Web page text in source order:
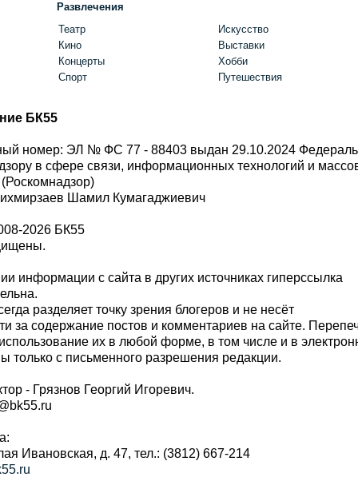
Развлечения
Театр
Кино
Концерты
Спорт
Искусство
Выставки
Хобби
Путешествия
БК55
номер: ЭЛ № ФС 77 - 88403 выдан 29.10.2024
в сфере связи, информационных технологий и
Шамил Кумагаджиевич
2026 БК55
информации с сайта в других источниках гиперссылка
разделяет точку зрения блогеров и не несёт
за содержание постов и комментариев на сайте.
их в любой форме, в том числе и в
с письменного разрешения редакции.
- Грязнов Георгий Игоревич.
Ивановская, д. 47, тел.: (3812) 667-214